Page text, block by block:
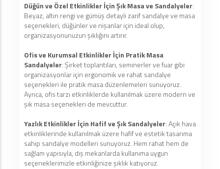
Düğün ve Özel Etkinlikler İçin Şık Masa ve Sandalyeler:
Beyaz, altın rengi ve gümüş detaylı zarif sandalye ve masa
seçenekleri, düğünler ve nişanlar için ideal olup,
organizasyonunuzun şıklığını artırır.
Ofis ve Kurumsal Etkinlikler İçin Pratik Masa
Sandalyeler: Şirket toplantıları, seminerler ve fuar gibi
organizasyonlar için ergonomik ve rahat sandalye
seçenekleri ile pratik masa düzenlemeleri sunuyoruz.
Ayrıca, ofis tarzı etkinliklerde kullanılmak üzere modern ve
şık masa seçenekleri de mevcuttur.
Yazlık Etkinlikler İçin Hafif ve Şık Sandalyeler: Açık hava
etkinliklerinde kullanılmak üzere hafif ve estetik tasarıma
sahip sandalye modelleri sunuyoruz. Hem rahat hem de
sağlam yapısıyla, dış mekanlarda kullanıma uygun
seçeneklerimizle etkinliğinize şıklık katıyoruz.